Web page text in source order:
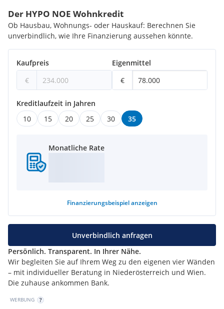
Der HYPO NOE Wohnkredit
Ob Hausbau, Wohnungs- oder Hauskauf: Berechnen Sie
unverbindlich, wie Ihre Finanzierung aussehen könnte.
Kaufpreis
€
Eigenmittel
€
Kreditlaufzeit in Jahren
10
15 20 25 30 35
Monatliche Rate
Finanzierungsbeispiel anzeigen
Persönlich. Transparent. In Ihrer Nähe.
Wir begleiten Sie auf Ihrem Weg zu den eigenen vier Wänden
– mit individueller Beratung in Niederösterreich und Wien.
Die zuhause ankommen Bank.
Unverbindlich anfragen
WERBUNG